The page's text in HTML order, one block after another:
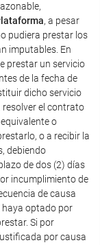
, a pesar
pudiera prestar los
imputables. En
prestar un servicio
de la fecha de
dicho servicio
el contrato
o
o a recibir la
debiendo
de dos (2) días
incumplimiento de
de causa
haya optado por
Si por
por causa